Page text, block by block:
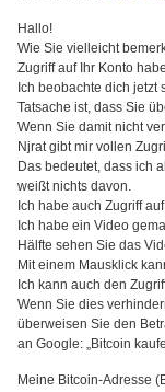
Hallo!
Wie Sie vielleicht
Zugriff auf Ihr Konto
Ich beobachte dich jetzt
Tatsache ist, dass Sie
Wenn Sie damit nicht
Njrat gibt mir vollen
Das bedeutet, dass ich
weißt nichts davon.
Ich habe auch Zugriff
Ich habe ein Video
Hälfte sehen Sie das
Mit einem Mausklick
Ich kann auch den
Wenn Sie dies
überweisen Sie den
an Google: „Bitcoin
Meine Bitcoin-Adresse